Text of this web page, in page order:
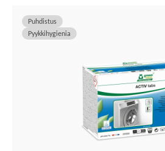
Puhdistus
Pyykkihygienia